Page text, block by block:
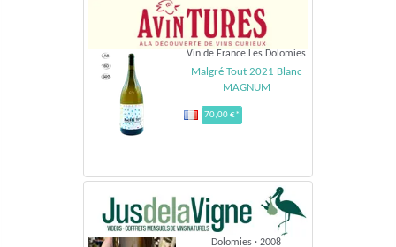
Vin de France Les Dolomies
Malgré Tout 2021 Blanc
MAGNUM
70,00 €*
Dolomies · 2008